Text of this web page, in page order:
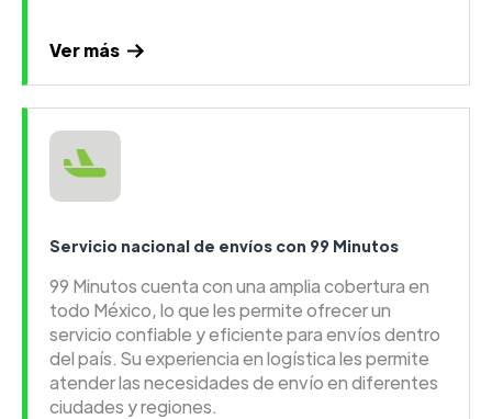
Ver más
Servicio nacional de envíos con 99 Minutos
99 Minutos cuenta con una amplia cobertura en
todo México, lo que les permite ofrecer un
servicio confiable y eficiente para envíos dentro
del país. Su experiencia en logística les permite
atender las necesidades de envío en diferentes
ciudades y regiones.